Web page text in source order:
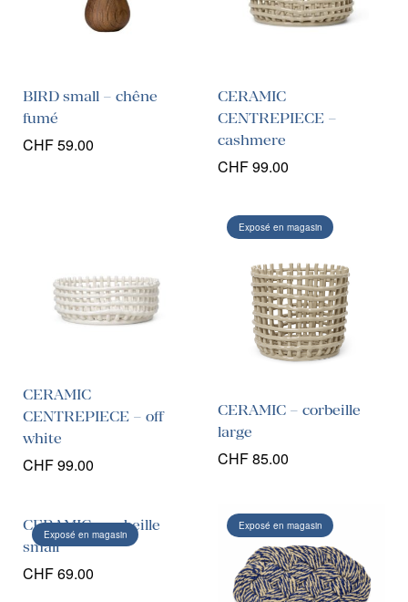
BIRD small – chêne
fumé
CHF59.00
CERAMIC
CENTREPIECE –
cashmere
CHF99.00
CERAMIC
CENTREPIECE – off
white
CHF99.00
CERAMIC – corbeille
large
CHF85.00
Exposé en magasin
CERAMIC- corbeille
small
CHF69.00
Exposé en magasin
Exposé en magasin